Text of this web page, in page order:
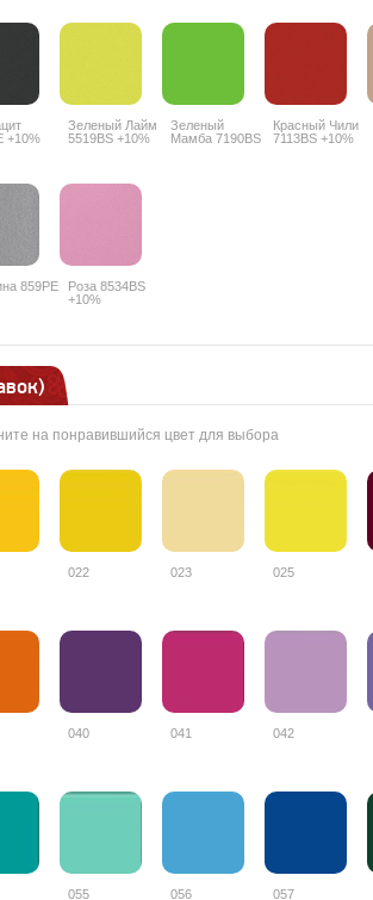
+10%
Зеленый Лайм
5519BS +10%
Зеленый
Мамба 7190BS
Красный Чили
7113BS +10%
859PE
Роза 8534BS
+10%
на понравившийся цвет для выбора
022 023 025
040 041 042
055 056 057